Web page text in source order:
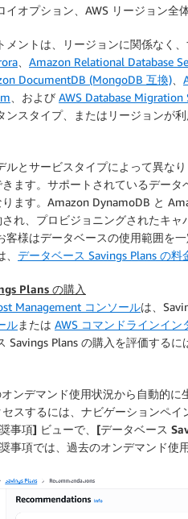
イオプション、AWS リージョン全
メントは、リージョンに関係なく
Amazon Relational Database
DocumentDB (MongoDB 互換)
、および AWS Database Migration
ンスタイプ、またはリージョンが
ルとサービスタイプによって異な
ます。サポートされているデー
ます。Amazon DynamoDB と
され、プロビジョニングされたキ
客様はデータベースの使用範囲を
データベース Savings Plans の料
Plans の購入
Management コンソールは、
ルまたは AWS コマンドラインイン
Savings Plans の購入を評価する
ンデマンド使用状況から自動的に
スするには、ナビゲーションペイ
事項] ビューで、 [データベース
事項では、過去のオンデマンド